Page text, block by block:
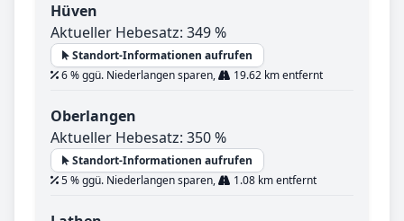
Hüven
Aktueller Hebesatz: 349 %
Standort-Informationen aufrufen
6 % ggü. Niederlangen sparen,
19.62 km entfernt
Oberlangen
Aktueller Hebesatz: 350 %
Standort-Informationen aufrufen
5 % ggü. Niederlangen sparen,
1.08 km entfernt